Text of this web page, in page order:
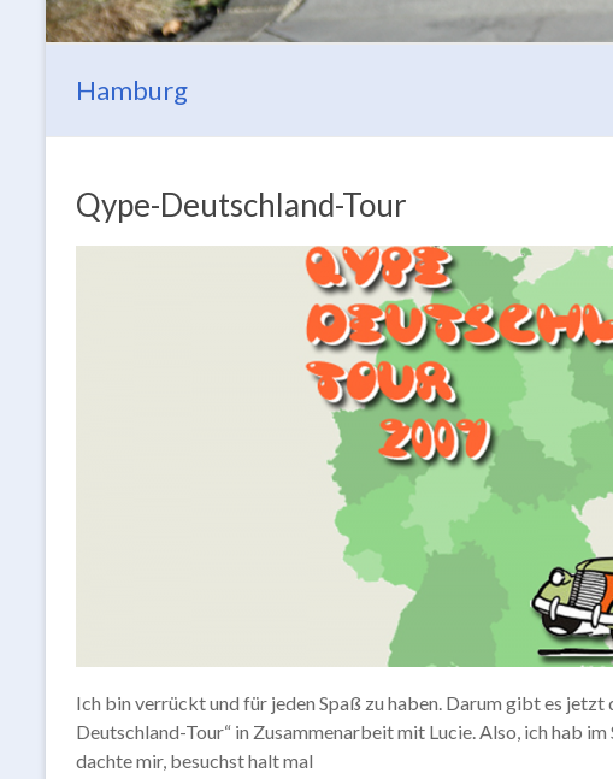
Hamburg
Qype-Deutschland-Tour
Ich bin verrückt und für jeden Spaß zu haben. Darum gibt es
Deutschland-Tour“ in Zusammenarbeit mit Lucie. Also, ich hab
dachte mir, besuchst halt mal